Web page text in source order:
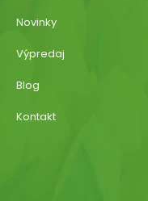
Novinky
Výpredaj
Blog
Kontakt